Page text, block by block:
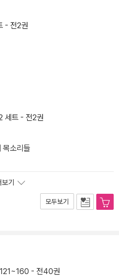
- 전2권
세트 - 전2권
목소리들
보기
모두보기
121~160 - 전40권